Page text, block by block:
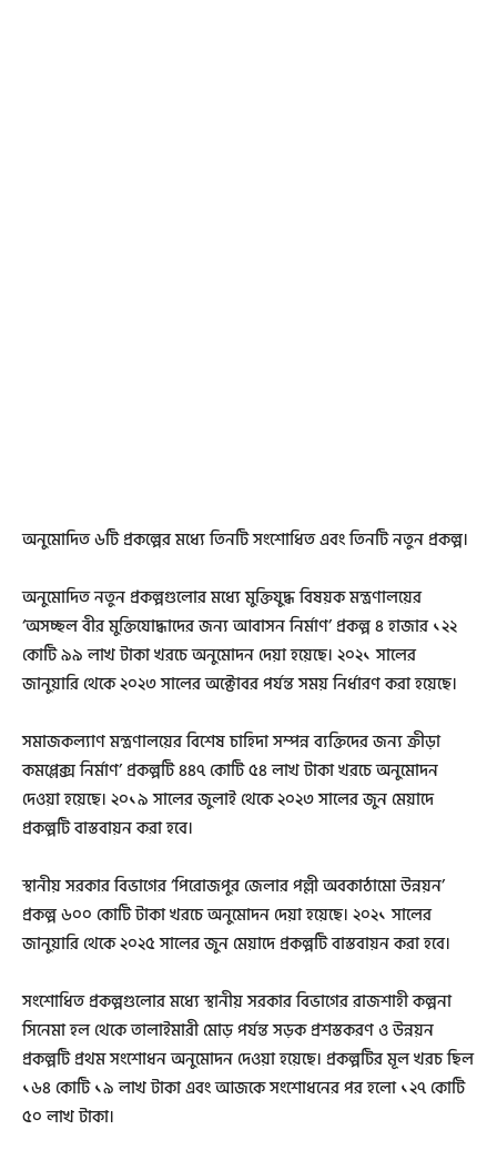
অনুমোদিত ৬টি প্রকল্পের মধ্যে তিনটি সংশোধিত এবং তিনটি নতুন প্রকল্প।
অনুমোদিত নতুন প্রকল্পগুলোর মধ্যে মুক্তিযুদ্ধ বিষয়ক মন্ত্রণালয়ের
‘অসচ্ছল বীর মুক্তিযোদ্ধাদের জন্য আবাসন নির্মাণ’ প্রকল্প ৪ হাজার ১২২
কোটি ৯৯ লাখ টাকা খরচে অনুমোদন দেয়া হয়েছে। ২০২১ সালের
জানুয়ারি থেকে ২০২৩ সালের অক্টোবর পর্যন্ত সময় নির্ধারণ করা হয়েছে।
সমাজকল্যাণ মন্ত্রণালয়ের বিশেষ চাহিদা সম্পন্ন ব্যক্তিদের জন্য ক্রীড়া
কমপ্লেক্স নির্মাণ’ প্রকল্পটি ৪৪৭ কোটি ৫৪ লাখ টাকা খরচে অনুমোদন
দেওয়া হয়েছে। ২০১৯ সালের জুলাই থেকে ২০২৩ সালের জুন মেয়াদে
প্রকল্পটি বাস্তবায়ন করা হবে।
স্থানীয় সরকার বিভাগের ‘পিরোজপুর জেলার পল্লী অবকাঠামো উন্নয়ন’
প্রকল্প ৬০০ কোটি টাকা খরচে অনুমোদন দেয়া হয়েছে। ২০২১ সালের
জানুয়ারি থেকে ২০২৫ সালের জুন মেয়াদে প্রকল্পটি বাস্তবায়ন করা হবে।
সংশোধিত প্রকল্পগুলোর মধ্যে স্থানীয় সরকার বিভাগের রাজশাহী কল্পনা
সিনেমা হল থেকে তালাইমারী মোড় পর্যন্ত সড়ক প্রশস্তকরণ ও উন্নয়ন
প্রকল্পটি প্রথম সংশোধন অনুমোদন দেওয়া হয়েছে। প্রকল্পটির মূল খরচ ছিল
১৬৪ কোটি ১৯ লাখ টাকা এবং আজকে সংশোধনের পর হলো ১২৭ কোটি
৫০ লাখ টাকা।